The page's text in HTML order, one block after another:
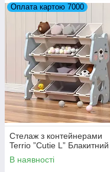
Оплата картою 7000
Стелаж з контейнерами
Terrio ”Cutie L” Блакитний
В наявності